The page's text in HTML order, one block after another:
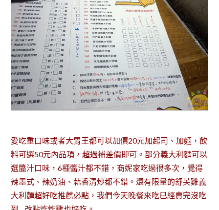
愛吃重口味或者大胃王都可以加價20元加起司、加麵，飲
料可選50元內品項，超過補差價即可。部分義大利麵可以
選醬汁口味，6種醬汁都不錯，商妮家吃過很多次，覺得
辣墨式、辣奶油、蒜香清炒都不錯。還有限量的舒芙雞義
大利麵超好吃推薦必點，我們今天晚餐來吃已經賣完沒吃